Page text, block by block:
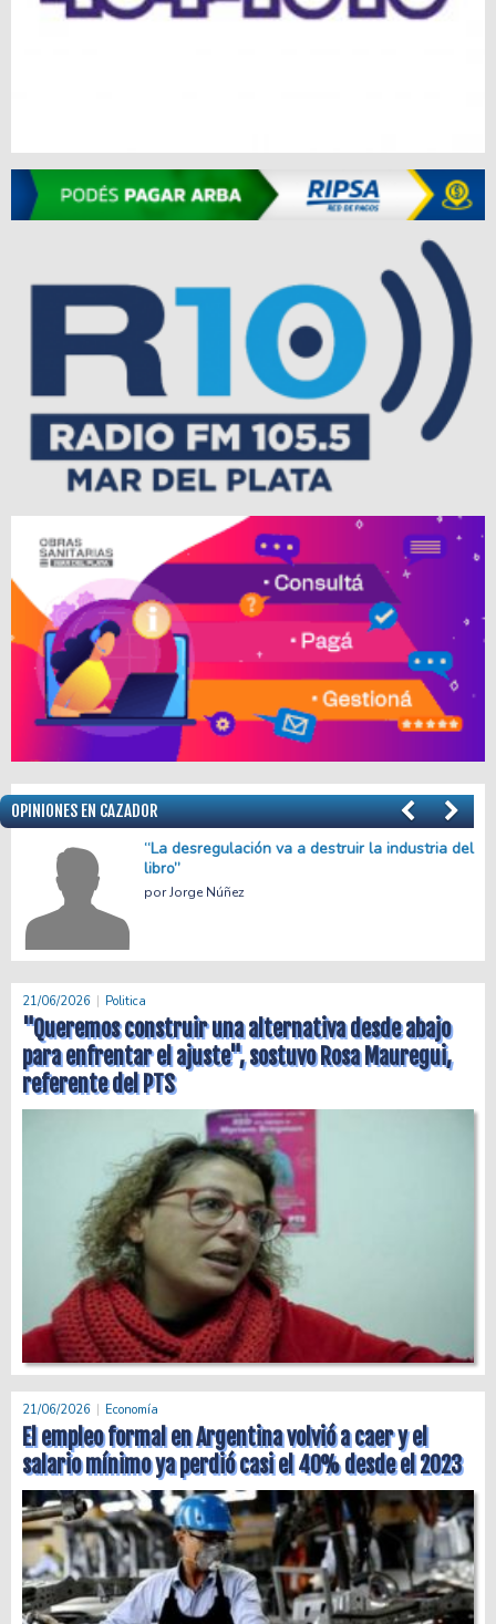
OPINIONES EN CAZADOR
Menos empleo, más precariedad
Facundo Apache Villalba
21/06/2026 Politica
"Queremos construir una alternativa desde abajo
para enfrentar el ajuste", sostuvo Rosa Mauregui,
referente del PTS
21/06/2026 Economía
El empleo formal en Argentina volvió a caer y el
salario mínimo ya perdió casi el 40% desde el 2023